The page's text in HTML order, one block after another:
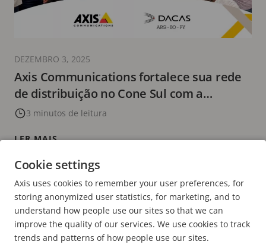
Axis Communications fortalece sua rede
de distribuição no Cone Sul com a
incorporação da DACAS
3 minutos de leitura
DEZEMBRO 3, 2025
LER MAIS
PÁGINA
ATUAL
1 PAGE
2 PAGE
3 PAGE
4 PAGE
5
PRÓXIMA
PÁGINA
>
Cookie settings
Axis uses cookies to remember your user preferences, for
storing anonymized user statistics, for marketing, and to
understand how people use our sites so that we can
improve the quality of our services. We use cookies to track
trends and patterns of how people use our sites.